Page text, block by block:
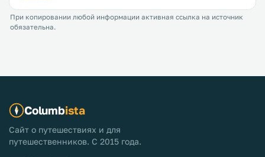
При копировании любой информации активная ссылка на источник
обязательна.
Columbista
Сайт о путешествиях и для
путешественников. С 2015 года.